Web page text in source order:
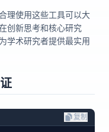
理使用这些工具可以大
创新思考和核心研究
学术研究者提供最实用
复制